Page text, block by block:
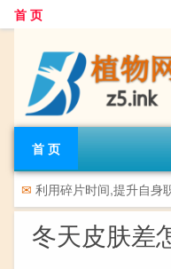
首 页
首 页
✉ 利用碎片时间,提升自身
冬天皮肤差